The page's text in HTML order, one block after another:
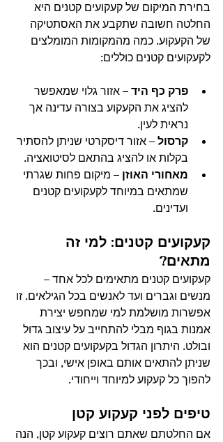
בחירת המיקום של קעקועים קטנים היא
החלטה חשובה שתקבע את האסתטיקה
של הקעקוע. כמה מהמקומות המומלצים
לקעקועים קטנים כוללים:
פרק כף היד – אזור גלוי שמאפשר
להציג את הקעקוע בצורה עדינה אך
נראית לעין.
קרסול – אזור דיסקרטי שניתן להסתיר
בקלות או להציג בהתאם לסיטואציה.
מאחורי האוזן – מיקום פחות שגרתי
שמתאים במיוחד לקעקועים קטנים
ועדינים.
קעקועים קטנים: למי זה
מתאים?
קעקועים קטנים מתאימים לכל אחד –
מנשים וגברים ועד לאנשים בכל הגילאים. זו
אפשרות מושלמת למי שמחפש יצירת
אמנות בגוף מבלי להתחייב על עיצוב גדול
ובולט. היתרון הגדול בקעקועים קטנים הוא
שניתן להתאים אותם באופן אישי, ובכך
להפוך כל קעקוע למיוחד וייחודי.
טיפים לפני קעקוע קטן
אם החלטתם שאתם רוצים קעקוע קטן, הנה